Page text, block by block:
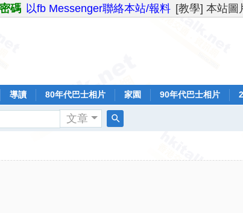
碼 以fb Messenger聯絡本站/報料 [教學] 本站圖
導讀 80年代巴士相片 家園 90年代巴士相片
文章